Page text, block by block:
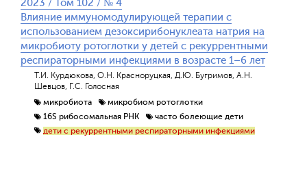
2023 / Том 102 / № 4
Влияние иммуномодулирующей терапии с
использованием дезоксирибонуклеата натрия на
микробиоту ротоглотки у детей c рекуррентными
респираторными инфекциями в возрасте 1–6 лет
Т.И. Курдюкова, О.Н. Красноруцкая, Д.Ю. Бугримов, А.Н.
Шевцов, Г.С. Голосная
микробиота
микробиом ротоглотки
16S рибосомальная РНК
часто болеющие дети
дети с рекуррентными респираторными инфекциями